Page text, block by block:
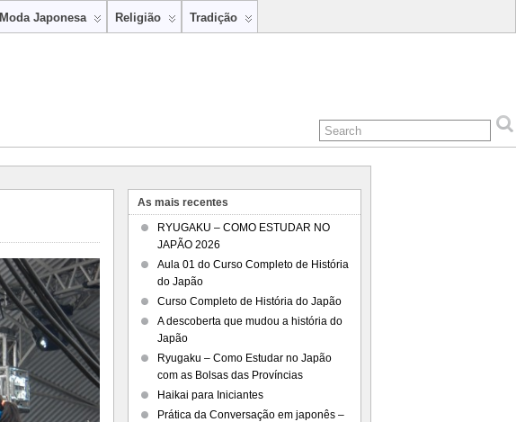
Moda Japonesa Religião Tradição
As mais recentes
RYUGAKU – COMO ESTUDAR NO
JAPÃO 2026
Aula 01 do Curso Completo de História
do Japão
Curso Completo de História do Japão
A descoberta que mudou a história do
Japão
Ryugaku – Como Estudar no Japão
com as Bolsas das Províncias
Haikai para Iniciantes
Prática da Conversação em japonês –